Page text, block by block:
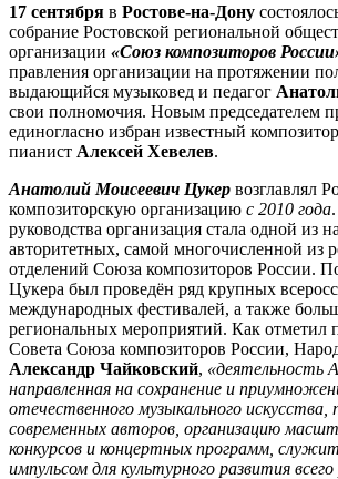
17 сентября в Ростове-на-Дону
собрание Ростовской региональной
организации «Союз композиторов
правления организации на протяжении
выдающийся музыковед и педагог
свои полномочия. Новым председателем
единогласно избран известный
пианист Алексей Хевелев.
Анатолий Моисеевич Цукер возглавлял
композиторскую организацию с 2010 года
руководства организация стала одной из
авторитетных, самой многочисленной из
отделений Союза композиторов России.
Цукера был проведён ряд крупных
международных фестивалей, а также
региональных мероприятий. Как отметил
Совета Союза композиторов России,
Александр Чайковский, «деятельность
направленная на сохранение и
отечественного музыкального искусства,
современных авторов, организацию
конкурсов и концертных программ,
импульсом для культурного развития всего